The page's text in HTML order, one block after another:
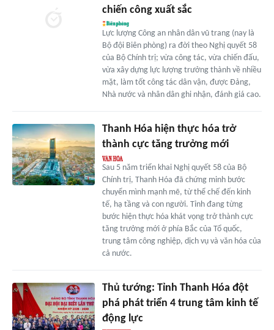
chiến công xuất sắc
Lực lượng Công an nhân dân vũ trang (nay là
Bộ đội Biên phòng) ra đời theo Nghị quyết 58
của Bộ Chính trị; vừa công tác, vừa chiến đấu,
vừa xây dựng lực lượng trưởng thành về nhiều
mặt, làm tốt công tác dân vận, được Đảng,
Nhà nước và nhân dân ghi nhận, đánh giá cao.
Thanh Hóa hiện thực hóa trở
thành cực tăng trưởng mới
Sau 5 năm triển khai Nghị quyết 58 của Bộ
Chính trị, Thanh Hóa đã chứng minh bước
chuyển mình mạnh mẽ, từ thể chế đến kinh
tế, hạ tầng và con người. Tỉnh đang từng
bước hiện thực hóa khát vọng trở thành cực
tăng trưởng mới ở phía Bắc của Tổ quốc,
trung tâm công nghiệp, dịch vụ và văn hóa của
cả nước.
Thủ tướng: Tỉnh Thanh Hóa đột
phá phát triển 4 trung tâm kinh tế
động lực